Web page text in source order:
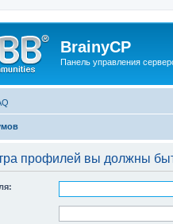
BrainyCP
Панель управления
профилей вы должны